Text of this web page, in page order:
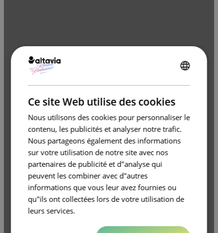
Ce site Web utilise des cookies
Nous utilisons des cookies pour personnaliser le
contenu, les publicités et analyser notre trafic.
Nous partageons également des informations
sur votre utilisation de notre site avec nos
partenaires de publicité et d"analyse qui
peuvent les combiner avec d"autres
informations que vous leur avez fournies ou
qu"ils ont collectées lors de votre utilisation de
leurs services.